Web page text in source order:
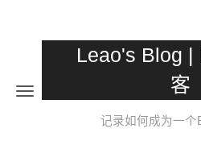
Leao's Blog |
客
记录如何成为一个